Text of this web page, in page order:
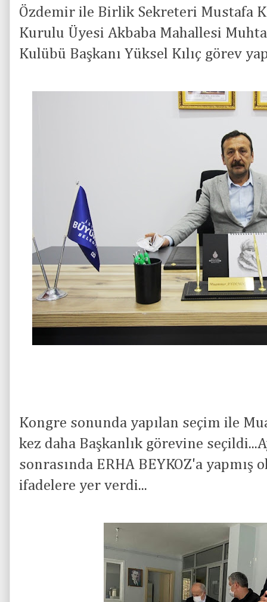
Özdemir ile Birlik Sekreteri Mustafa
Kurulu Üyesi Akbaba Mahallesi
Kulübü Başkanı Yüksel Kılıç görev
Kongre sonunda yapılan seçim ile
kez daha Başkanlık görevine
sonrasında ERHA BEYKOZ'a yapmış
ifadelere yer verdi...